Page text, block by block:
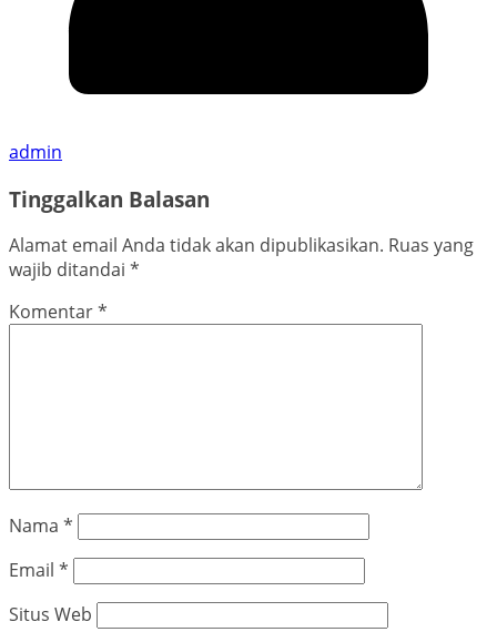
admin
Tinggalkan Balasan
Alamat email Anda tidak akan dipublikasikan. Ruas yang
wajib ditandai *
Komentar*
Nama *
Email *
Situs Web